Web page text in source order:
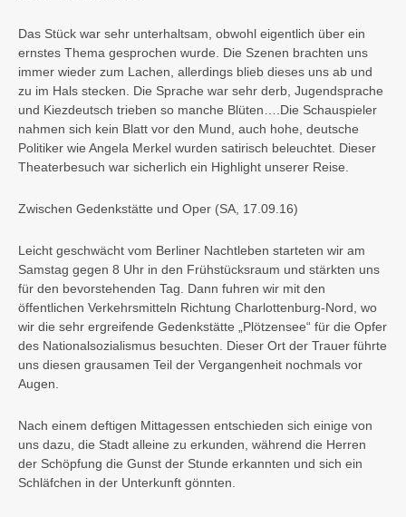
Das Stück war sehr unterhaltsam, obwohl eigentlich über ein
ernstes Thema gesprochen wurde. Die Szenen brachten uns
immer wieder zum Lachen, allerdings blieb dieses uns ab und
zu im Hals stecken. Die Sprache war sehr derb, Jugendsprache
und Kiezdeutsch trieben so manche Blüten….Die Schauspieler
nahmen sich kein Blatt vor den Mund, auch hohe, deutsche
Politiker wie Angela Merkel wurden satirisch beleuchtet. Dieser
Theaterbesuch war sicherlich ein Highlight unserer Reise.
Zwischen Gedenkstätte und Oper (SA, 17.09.16)
Leicht geschwächt vom Berliner Nachtleben starteten wir am
Samstag gegen 8 Uhr in den Frühstücksraum und stärkten uns
für den bevorstehenden Tag. Dann fuhren wir mit den
öffentlichen Verkehrsmitteln Richtung Charlottenburg-Nord, wo
wir die sehr ergreifende Gedenkstätte „Plötzensee“ für die Opfer
des Nationalsozialismus besuchten. Dieser Ort der Trauer führte
uns diesen grausamen Teil der Vergangenheit nochmals vor
Augen.
Nach einem deftigen Mittagessen entschieden sich einige von
uns dazu, die Stadt alleine zu erkunden, während die Herren
der Schöpfung die Gunst der Stunde erkannten und sich ein
Schläfchen in der Unterkunft gönnten.